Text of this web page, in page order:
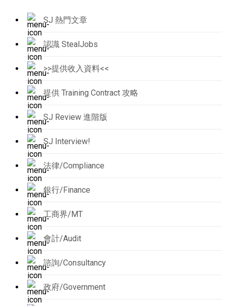
SJ 熱門文章
認識 StealJobs
>>提供收入資料<<
提供 Training Contract 攻略
SJ Review 進階版
SJ Interview!
法律/Compliance
銀行/Finance
工商界/MT
會計/Audit
諮詢/Consultancy
政府/Government